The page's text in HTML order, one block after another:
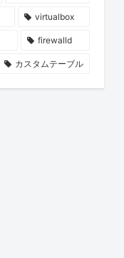
virtualbox
firewalld
カスタムテーブル